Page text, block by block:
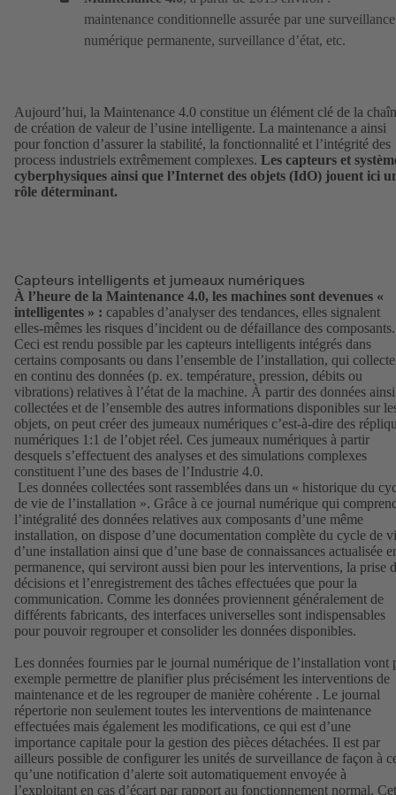
maintenance conditionnelle assurée par une surveillance
numérique permanente, surveillance d’état, etc.
Aujourd’hui, la Maintenance 4.0 constitue un élément clé de la
de création de valeur de l’usine intelligente. La maintenance a ainsi
pour fonction d’assurer la stabilité, la fonctionnalité et l’intégrité des
process industriels extrêmement complexes. Les capteurs et
cyberphysiques ainsi que l’Internet des objets (IdO) jouent ici
rôle déterminant.
Capteurs intelligents et jumeaux numériques
À l’heure de la Maintenance 4.0, les machines sont devenues «
intelligentes » : capables d’analyser des tendances, elles signalent
elles-mêmes les risques d’incident ou de défaillance des composants.
Ceci est rendu possible par les capteurs intelligents intégrés dans
certains composants ou dans l’ensemble de l’installation, qui
en continu des données (p. ex. température, pression, débits ou
vibrations) relatives à l’état de la machine. À partir des données ainsi
collectées et de l’ensemble des autres informations disponibles sur
objets, on peut créer des jumeaux numériques c’est-à-dire des
numériques 1:1 de l’objet réel. Ces jumeaux numériques à partir
desquels s’effectuent des analyses et des simulations complexes
constituent l’une des bases de l’Industrie 4.0.
Les données collectées sont rassemblées dans un « historique du
de vie de l’installation ». Grâce à ce journal numérique qui
l’intégralité des données relatives aux composants d’une même
installation, on dispose d’une documentation complète du cycle de
d’une installation ainsi que d’une base de connaissances actualisée
permanence, qui serviront aussi bien pour les interventions, la prise
décisions et l’enregistrement des tâches effectuées que pour la
communication. Comme les données proviennent généralement de
différents fabricants, des interfaces universelles sont indispensables
pour pouvoir regrouper et consolider les données disponibles.
Les données fournies par le journal numérique de l’installation vont
exemple permettre de planifier plus précisément les interventions de
maintenance et de les regrouper de manière cohérente . Le journal
répertorie non seulement toutes les interventions de maintenance
effectuées mais également les modifications, ce qui est d’une
importance capitale pour la gestion des pièces détachées. Il est par
ailleurs possible de configurer les unités de surveillance de façon à
qu’une notification d’alerte soit automatiquement envoyée à
l’exploitant en cas d’écart par rapport au fonctionnement normal.